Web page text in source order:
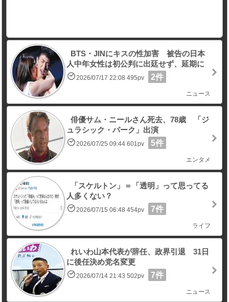
BTS・JINにキスの性加害 被告の日本
人中年女性は初公判に出廷せず、延期に
2026/07/17 22:08 495pv 2件
ニュース
俳優サム・ニールさん死去、78歳 「ジ
ュラシック・パーク」出演
2026/07/25 09:44 601pv 5件
エンタメ
「スケルトン」＝「透明」って思ってる
人多くない？
2026/07/15 06:48 454pv 7件
ライフ
れいわ山本代表が辞任、政界引退 31日
に後任決め党名変更
2026/07/14 21:43 502pv 7件
ニュース